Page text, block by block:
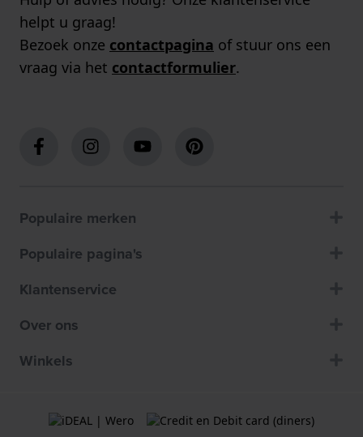
helpt u graag!
Bezoek onze contactpagina of stuur ons een
vraag via het contactformulier.
Populaire merken
Populaire pagina's
Klantenservice
Over ons
Winkels